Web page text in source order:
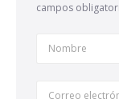
campos
Nombre
Correo